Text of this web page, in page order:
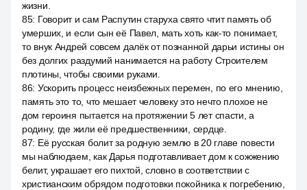
жизни.
85: Говорит и сам Распутин старуха свято чтит память об
умерших, и если сын её Павел, мать хоть как-то понимает,
то внук Андрей совсем далёк от познанной дарьи истины он
без долгих раздумий нанимается на работу Строителем
плотины, чтобы своими руками.
86: Ускорить процесс неизбежных перемен, по его мнению,
память это то, что мешает человеку это нечто плохое не
дом героиня пытается на протяжении 5 лет спасти, а
родину, где жили её предшественники, сердце.
87: Её русская болит за родную землю в 20 главе повести
мы наблюдаем, как Дарья подготавливает дом к сожжению
белит, украшает его пихтой, словно в соответствии с
христианским обрядом подготовки покойника к погребению,